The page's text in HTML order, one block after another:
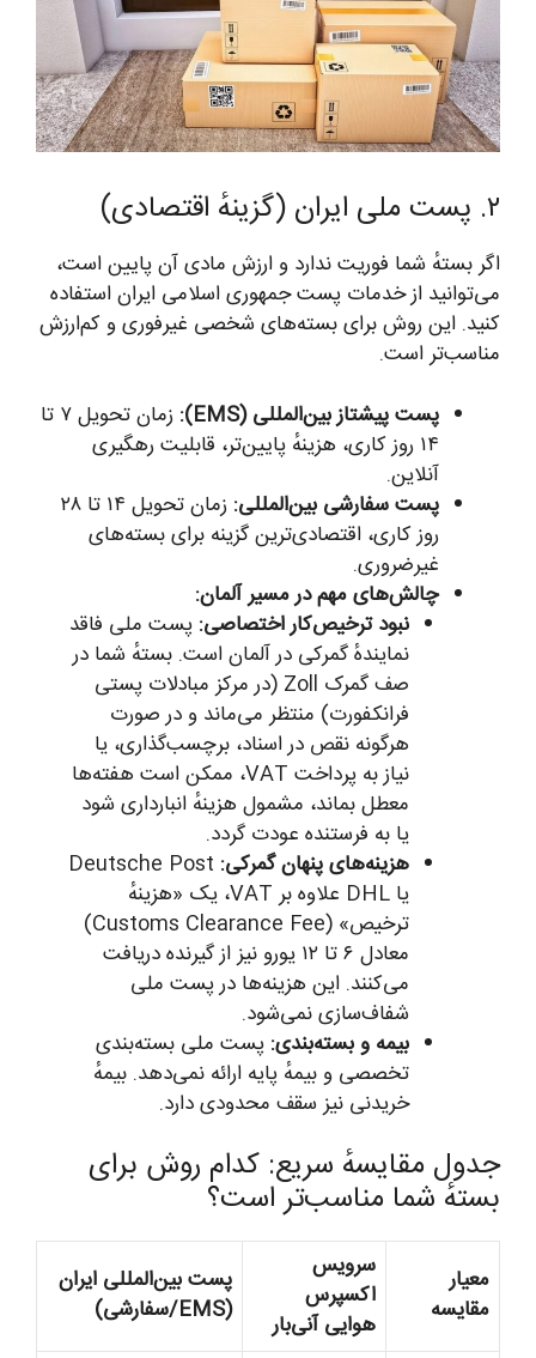
۲. پست ملی ایران (گزینهٔ اقتصادی)
اگر بستهٔ شما فوریت ندارد و ارزش مادی آن پایین است،
می‌توانید از خدمات پست جمهوری اسلامی ایران استفاده
کنید. این روش برای بسته‌های شخصی غیرفوری و کم‌ارزش
مناسب‌تر است.
پست پیشتاز بین‌المللی (EMS):
زمان تحویل ۷ تا
۱۴ روز کاری، هزینهٔ پایین‌تر، قابلیت رهگیری
آنلاین.
پست سفارشی بین‌المللی:
زمان تحویل ۱۴ تا ۲۸
روز کاری، اقتصادی‌ترین گزینه برای بسته‌های
غیرضروری.
چالش‌های مهم در مسیر آلمان:
نبود ترخیص‌کار اختصاصی: پست ملی فاقد
نمایندهٔ گمرکی در آلمان است. بستهٔ شما در
صف گمرک Zoll (در مرکز مبادلات پستی
فرانکفورت) منتظر می‌ماند و در صورت
هرگونه نقص در اسناد، برچسب‌گذاری، یا
نیاز به پرداخت VAT، ممکن است هفته‌ها
معطل بماند، مشمول هزینهٔ انبارداری شود
یا به فرستنده عودت گردد.
هزینه‌های پنهان گمرکی: Deutsche Post
یا DHL علاوه بر VAT، یک «هزینهٔ
ترخیص» (Customs Clearance Fee)
معادل ۶ تا ۱۲ یورو نیز از گیرنده دریافت
می‌کنند. این هزینه‌ها در پست ملی
شفاف‌سازی نمی‌شود.
بیمه و بسته‌بندی: پست ملی بسته‌بندی
تخصصی و بیمهٔ پایه ارائه نمی‌دهد. بیمهٔ
خریدنی نیز سقف محدودی دارد.
جدول مقایسهٔ سریع: کدام روش برای
بستهٔ شما مناسب‌تر است؟
معیار
مقایسه
سرویس
اکسپرس
هوایی آنی‌بار
پست بین‌المللی ایران
(EMS/سفارشی)